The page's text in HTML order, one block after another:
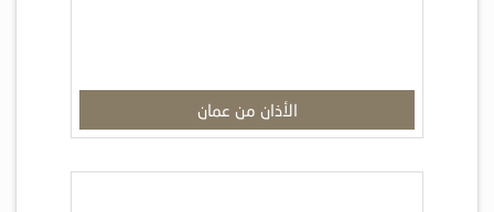
الأذان من عمان